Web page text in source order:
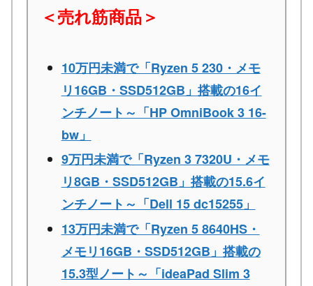
＜売れ筋商品＞
10万円未満で「Ryzen 5 230・メモ
リ16GB・SSD512GB」搭載の16イ
ンチノート～「HP OmniBook 3 16-
bw」
9万円未満で「Ryzen 3 7320U・メモ
リ8GB・SSD512GB」搭載の15.6イ
ンチノート～「Dell 15 dc15255」
13万円未満で「Ryzen 5 8640HS・
メモリ16GB・SSD512GB」搭載の
15.3型ノート～「ideaPad Slim 3